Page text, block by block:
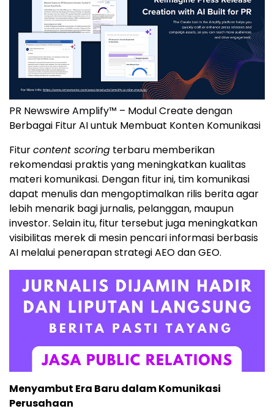
PR Newswire Amplify™ – Modul Create dengan
Berbagai Fitur AI untuk Membuat Konten Komunikasi
Fiturcontent scoring terbaru memberikan
rekomendasi praktis yang meningkatkan kualitas
materi komunikasi. Dengan fitur ini, tim komunikasi
dapat menulis dan mengoptimalkan rilis berita agar
lebih menarik bagi jurnalis, pelanggan, maupun
investor. Selain itu, fitur tersebut juga meningkatkan
visibilitas merek di mesin pencari informasi berbasis
AI melalui penerapan strategi AEO dan GEO.
Menyambut Era Baru dalam Komunikasi
Perusahaan